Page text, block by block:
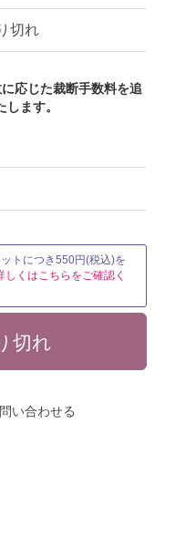
切れ
応じた裁断手数料を追
ます。
トにつき550円(税込)を
しくはこちらをご確認く
い合わせる